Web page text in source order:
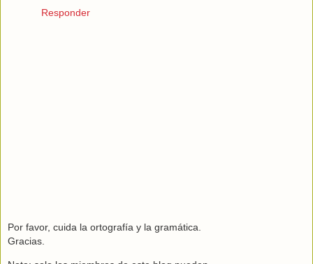
Responder
Por favor, cuida la ortografía y la gramática.
Gracias.